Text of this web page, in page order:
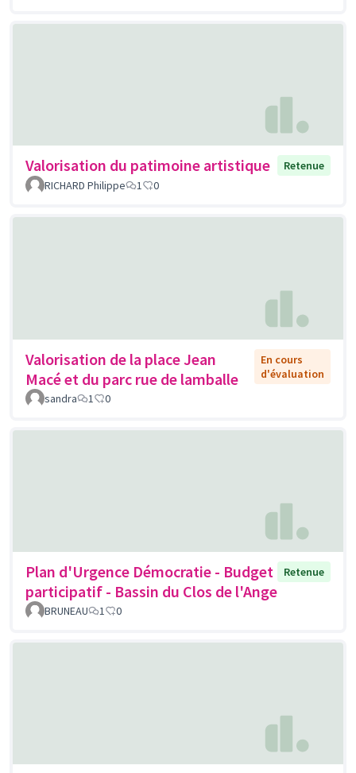
Valorisation du patimoine artistique
Retenue
RICHARD Philippe
1 0
Valorisation de la place Jean
Macé et du parc rue de lamballe
En cours
d'évaluation
sandra
1 0
Plan d'Urgence Démocratie - Budget
participatif - Bassin du Clos de l'Ange
Retenue
BRUNEAU 1 0